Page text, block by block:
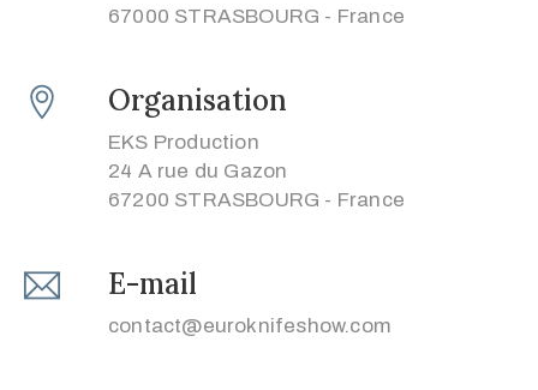
67000 STRASBOURG - France
Organisation
EKS Production
24 A rue du Gazon
67200 STRASBOURG - France
E-mail
contact@euroknifeshow.com